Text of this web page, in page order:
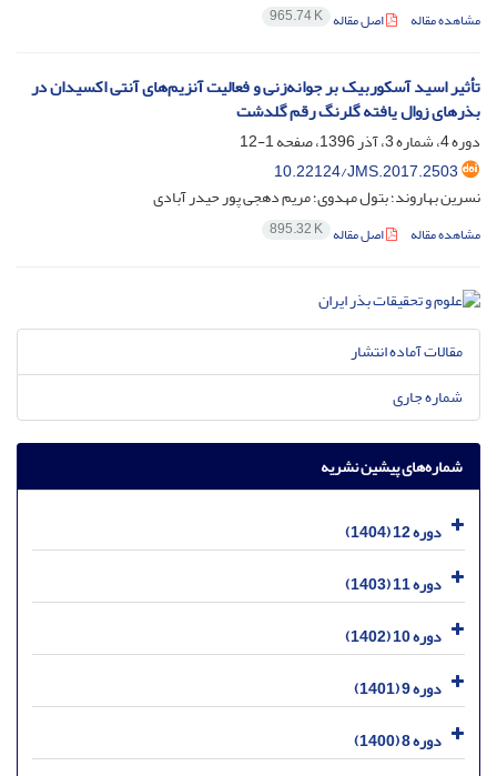
مشاهده مقاله اصل مقاله 965.74 K
تأثیر اسید آسکوربیک بر جوانه‌زنی و فعالیت آنزیم‌های آنتی اکسیدان در
بذرهای زوال یافته گلرنگ رقم گلدشت
دوره 4، شماره 3، آذر 1396، صفحه
1-12
10.22124/JMS.2017.2503
نسرین بهاروند؛ بتول مهدوی؛ مریم دهجی پور حیدر آبادی
مشاهده مقاله اصل مقاله 895.32 K
مقالات آماده انتشار
شماره جاری
شماره‌های پیشین نشریه
دوره 12 (1404)
دوره 11 (1403)
دوره 10 (1402)
دوره 9 (1401)
دوره 8 (1400)